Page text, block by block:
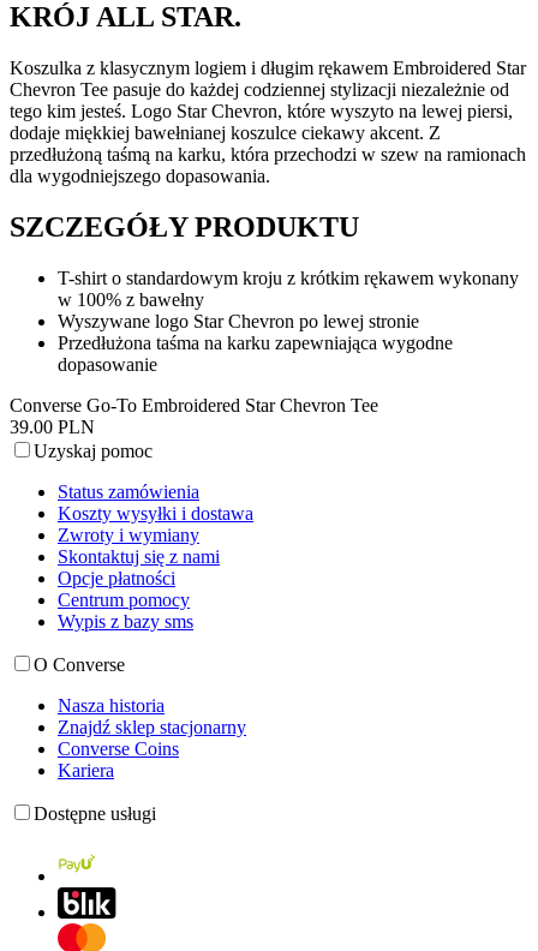
KRÓJ ALL STAR.
Koszulka z klasycznym logiem i długim rękawem Embroidered Star
Chevron Tee pasuje do każdej codziennej stylizacji niezależnie od
tego kim jesteś. Logo Star Chevron, które wyszyto na lewej piersi,
dodaje miękkiej bawełnianej koszulce ciekawy akcent. Z
przedłużoną taśmą na karku, która przechodzi w szew na ramionach
dla wygodniejszego dopasowania.
SZCZEGÓŁY PRODUKTU
T-shirt o standardowym kroju z krótkim rękawem wykonany
w 100% z bawełny
Wyszywane logo Star Chevron po lewej stronie
Przedłużona taśma na karku zapewniająca wygodne
dopasowanie
Converse Go-To Embroidered Star Chevron Tee
39.00 PLN
Uzyskaj pomoc
Status zamówienia
Koszty wysyłki i dostawa
Zwroty i wymiany
Skontaktuj się z nami
Opcje płatności
Centrum pomocy
Wypis z bazy sms
O Converse
Nasza historia
Znajdź sklep stacjonarny
Converse Coins
Kariera
Dostępne usługi